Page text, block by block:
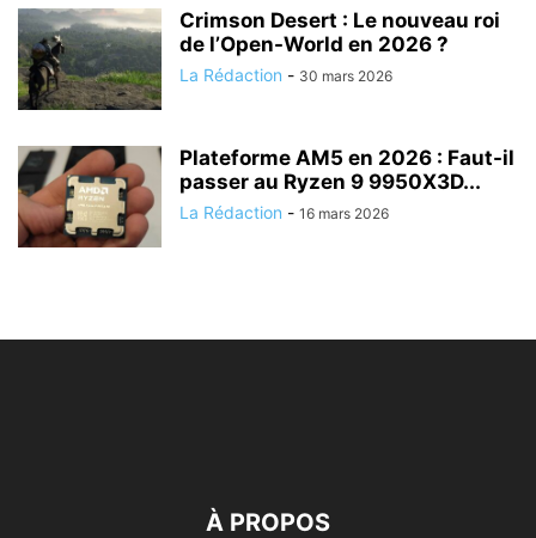
Crimson Desert : Le nouveau roi
de l’Open-World en 2026 ?
La Rédaction - 30 mars 2026
Plateforme AM5 en 2026 : Faut-il
passer au Ryzen 9 9950X3D...
La Rédaction - 16 mars 2026
À PROPOS